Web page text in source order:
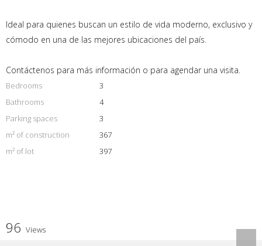
Ideal para quienes buscan un estilo de vida moderno, exclusivo y
cómodo en una de las mejores ubicaciones del país.
Contáctenos para más información o para agendar una visita.
Bedrooms
3
Bathrooms
4
Parking spaces
3
m² of construction
367
m² of lot
397
96 Views